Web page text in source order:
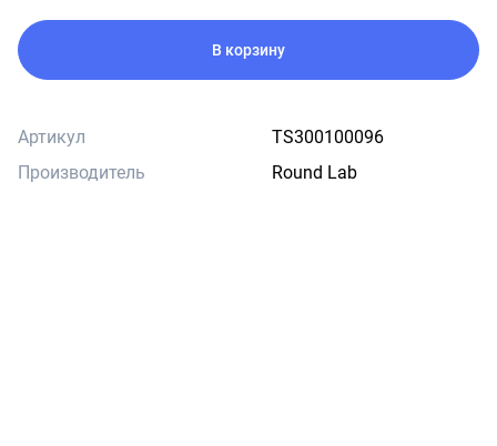
В корзину
Артикул
TS300100096
Производитель
Round Lab